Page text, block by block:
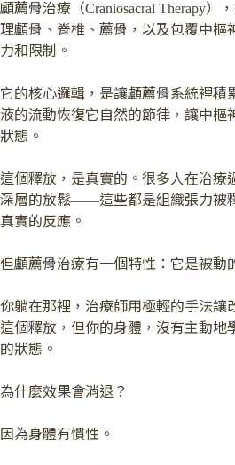
顱薦骨治療（Craniosacral Therapy）
理顱骨、脊椎、薦骨，以及包覆中樞
力和限制。
它的核心邏輯，是讓顱薦骨系統裡積
液的流動恢復它自然的節律，讓中樞
狀態。
這個釋放，是真實的。很多人在治療
深層的放鬆——這些都是組織張力被
真實的反應。
但顱薦骨治療有一個特性：它是被動
你躺在那裡，治療師用極輕的手法讓
這個釋放，但你的身體，沒有主動地
的狀態。
為什麼效果會消退？
因為身體有慣性。